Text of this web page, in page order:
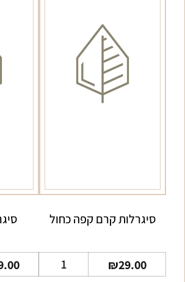
סיגרלות קרם קפה כחול
₪29.00
של